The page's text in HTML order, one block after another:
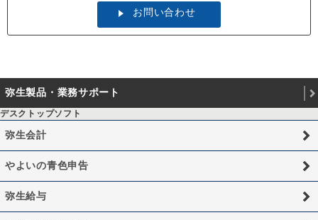
お問い合わせ
弥生製品・業務サポート
デスクトップソフト
弥生会計
やよいの青色申告
弥生給与